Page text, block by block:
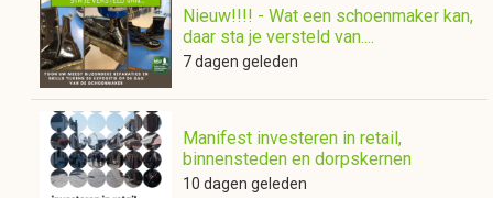
Nieuw!!!! - Wat een schoenmaker kan,
daar sta je versteld van....
7 dagen geleden
Manifest investeren in retail,
binnensteden en dorpskernen
10 dagen geleden